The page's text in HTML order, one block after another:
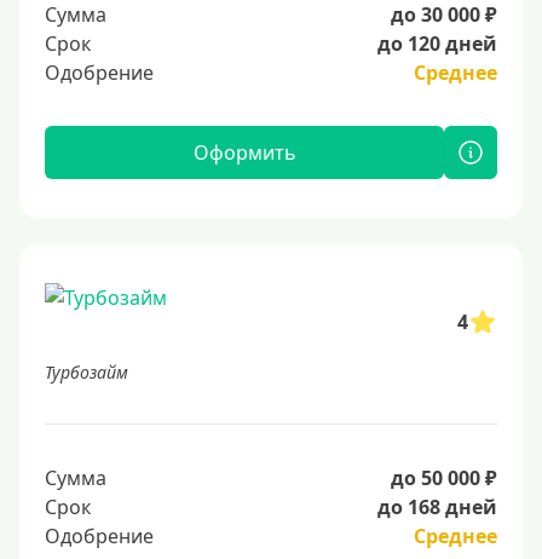
Сумма
до 30 000 ₽
Срок
до 120 дней
Одобрение
Среднее
Оформить
4
Турбозайм
Сумма
до 50 000 ₽
Срок
до 168 дней
Одобрение
Среднее